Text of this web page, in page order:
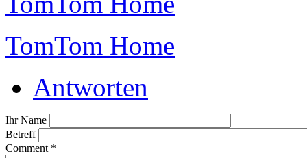
TomTom Home
Antworten
Ihr Name
Betreff
Comment *